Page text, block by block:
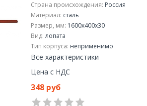
Страна происхождения: Россия
Материал: сталь
Размер, мм: 1600x400x30
Вид: лопата
Тип корпуса: неприменимо
Все характеристики
Цена с НДС
348 руб